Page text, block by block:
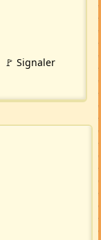
🚩 Signaler